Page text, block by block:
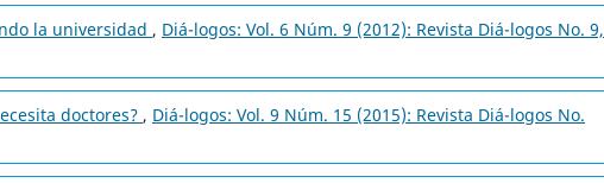
la universidad , Diá-logos: Vol. 6 Núm. 9 (2012): Revista Diá-logos No. 9,
doctores? , Diá-logos: Vol. 9 Núm. 15 (2015): Revista Diá-logos No.